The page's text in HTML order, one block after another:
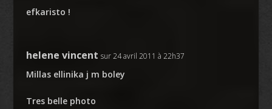
efkaristo !
helene vincent sur 24 avril 2011 à 22h37
Millas ellinika j m boley
Tres belle photo